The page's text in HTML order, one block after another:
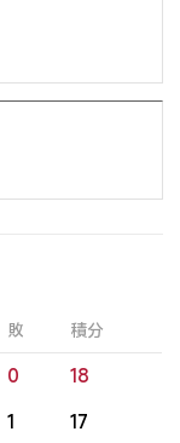
敗 積分
0
18
1
17